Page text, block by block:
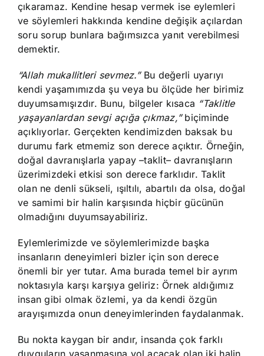
çıkaramaz. Kendine hesap vermek ise eylemleri
ve söylemleri hakkında kendine değişik açılardan
soru sorup bunlara bağımsızca yanıt verebilmesi
demektir.
“Allah mukallitleri sevmez.”Bu değerli uyarıyı
kendi yaşamımızda şu veya bu ölçüde her birimiz
duyumsamışızdır. Bunu, bilgeler kısaca “Taklitle
yaşayanlardan sevgi açığa çıkmaz,”biçiminde
açıklıyorlar. Gerçekten kendimizden baksak bu
durumu fark etmemiz son derece açıktır. Örneğin,
doğal davranışlarla yapay –taklit– davranışların
üzerimizdeki etkisi son derece farklıdır. Taklit
olan ne denli sükseli, ışıltılı, abartılı da olsa, doğal
ve samimi bir halin karşısında hiçbir gücünün
olmadığını duyumsayabiliriz.
Eylemlerimizde ve söylemlerimizde başka
insanların deneyimleri bizler için son derece
önemli bir yer tutar. Ama burada temel bir ayrım
noktasıyla karşı karşıya geliriz: Örnek aldığımız
insan gibi olmak özlemi, ya da kendi özgün
arayışımızda onun deneyimlerinden faydalanmak.
Bu nokta kaygan bir andır, insanda çok farklı
duyguların yaşanmasına yol açacak olan iki halin